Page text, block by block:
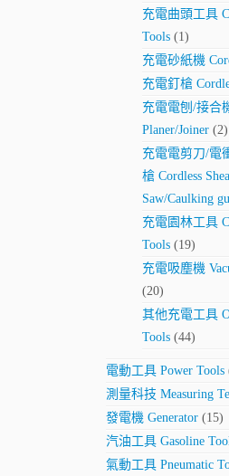
充電曲頭工具
Tools (1)
充電砂紙機
充電釘槍
充電電刨/接合
Planer/Joiner (2)
充電電剪刀/電
槍 Cordless
Saw/Caulking
充電園林工具
Tools (19)
充電吸塵機
(20)
其他充電工具
Tools (44)
電動工具 Power Tools
測量科技 Measuring
發電機 Generator (15)
汽油工具 Gasoline
氣動工具 Pneumatic